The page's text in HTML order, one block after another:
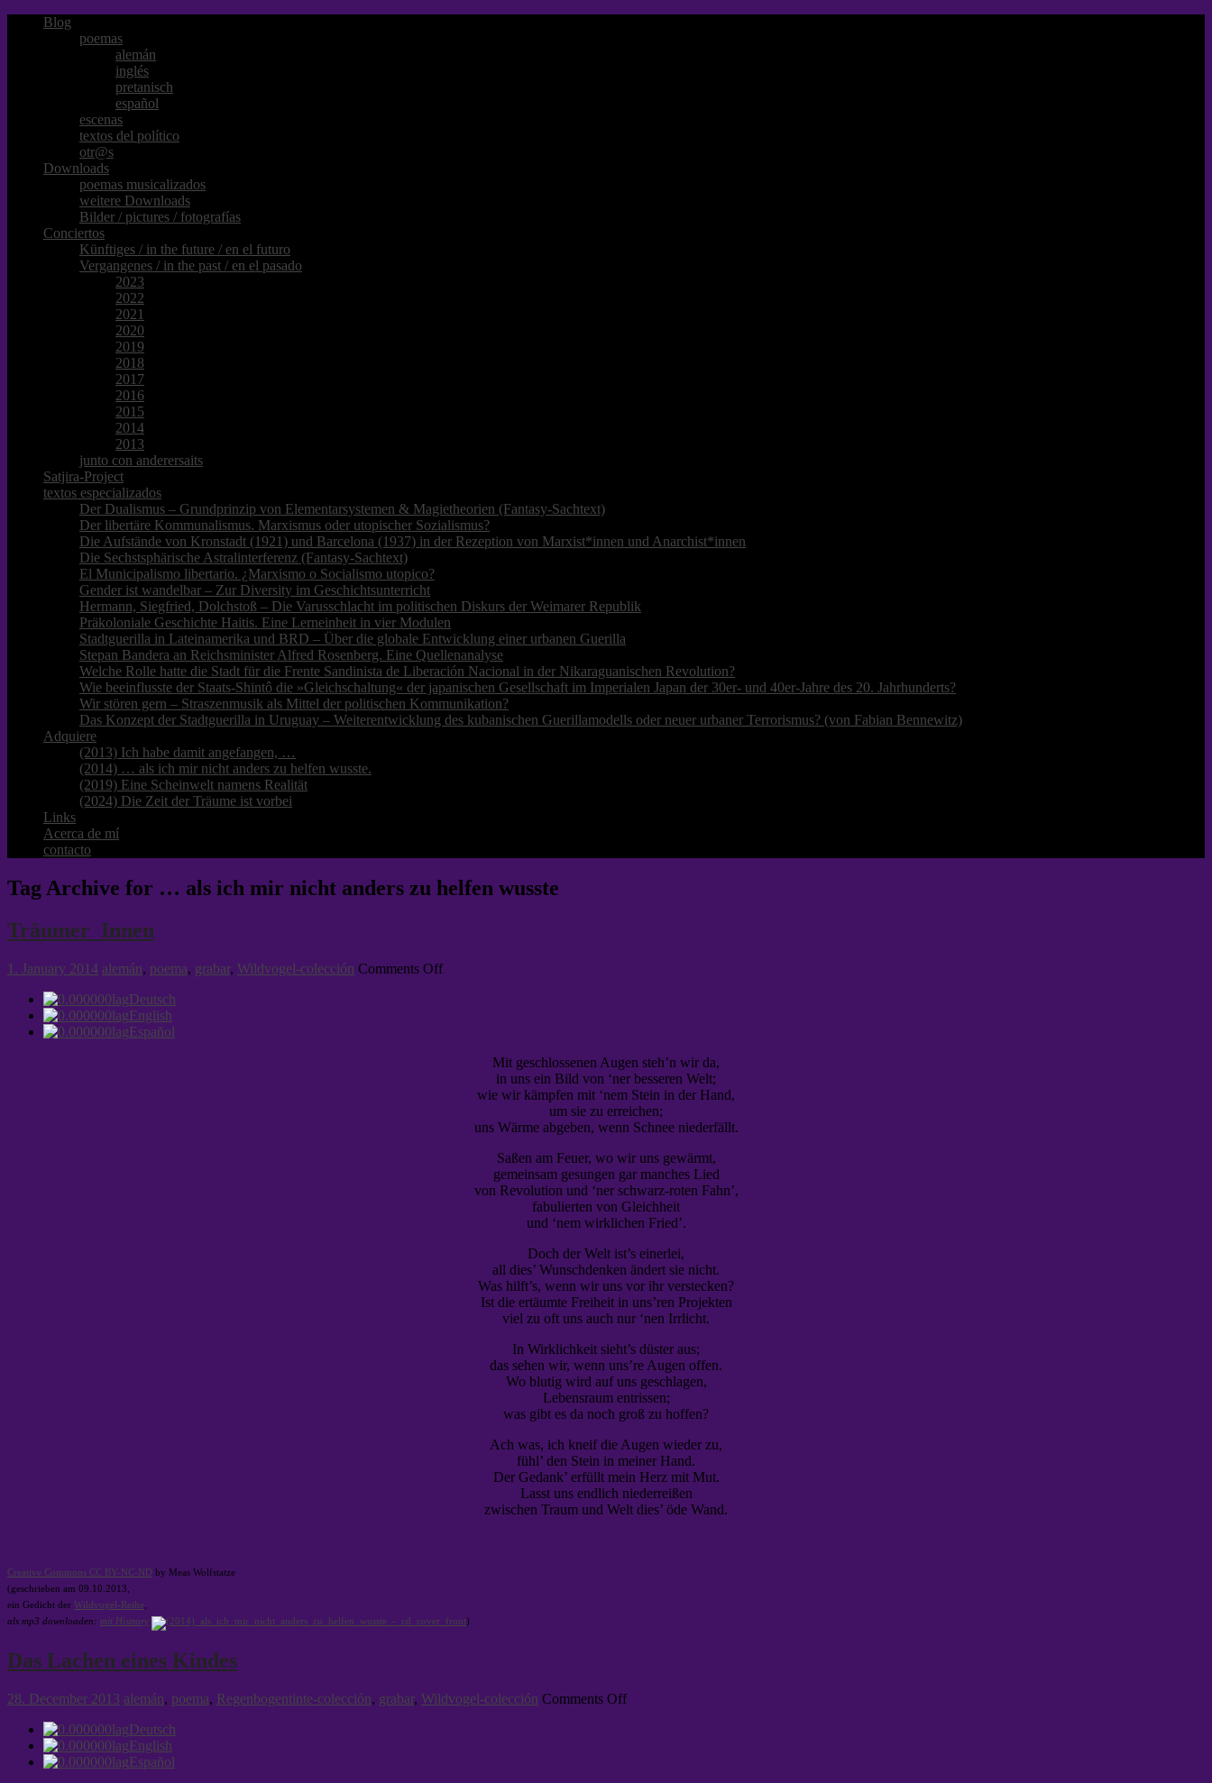
Blog
poemas
alemán
inglés
pretanisch
español
escenas
textos del político
otr@s
Downloads
poemas musicalizados
weitere Downloads
Bilder / pictures / fotografías
Conciertos
Künftiges / in the future / en el futuro
Vergangenes / in the past / en el pasado
2023
2022
2021
2020
2019
2018
2017
2016
2015
2014
2013
junto con anderersaits
Satjira-Project
textos especializados
Der Dualismus – Grundprinzip von Elementarsystemen & Magietheorien (Fantasy-Sachtext)
Der libertäre Kommunalismus. Marxismus oder utopischer Sozialismus?
Die Aufstände von Kronstadt (1921) und Barcelona (1937) in der Rezeption von Marxist*innen und Anarchist*innen
Die Sechstsphärische Astralinterferenz (Fantasy-Sachtext)
El Municipalismo libertario. ¿Marxismo o Socialismo utopico?
Gender ist wandelbar – Zur Diversity im Geschichtsunterricht
Hermann, Siegfried, Dolchstoß – Die Varusschlacht im politischen Diskurs der Weimarer Republik
Präkoloniale Geschichte Haitis. Eine Lerneinheit in vier Modulen
Stadtguerilla in Lateinamerika und BRD – Über die globale Entwicklung einer urbanen Guerilla
Stepan Bandera an Reichsminister Alfred Rosenberg. Eine Quellenanalyse
Welche Rolle hatte die Stadt für die Frente Sandinista de Liberación Nacional in der Nikaraguanischen Revolution?
Wie beeinflusste der Staats-Shintô die »Gleichschaltung« der japanischen Gesellschaft im Imperialen Japan der 30er- und 40er-Jahre des 20. Jahrhunderts?
Wir stören gern – Straszenmusik als Mittel der politischen Kommunikation?
Das Konzept der Stadtguerilla in Uruguay – Weiterentwicklung des kubanischen Guerillamodells oder neuer urbaner Terrorismus? (von Fabian Bennewitz)
Adquiere
(2013) Ich habe damit angefangen, …
(2014) … als ich mir nicht anders zu helfen wusste.
(2019) Eine Scheinwelt namens Realität
(2024) Die Zeit der Träume ist vorbei
Links
Acerca de mí
contacto
Tag Archive for … als ich mir nicht anders zu helfen wusste
Träumer_Innen
1. January 2014 alemán, poema, grabar, Wildvogel-colección Comments Offon
Deutsch
English
Español
Mit geschlossenen Augen steh’n wir da,
in uns ein Bild von ‘ner besseren Welt;
wie wir kämpfen mit ‘nem Stein in der Hand,
um sie zu erreichen;
uns Wärme abgeben, wenn Schnee niederfällt.
Saßen am Feuer, wo wir uns gewärmt,
gemeinsam gesungen gar manches Lied
von Revolution und ‘ner schwarz-roten Fahn’,
fabulierten von Gleichheit
und ‘nem wirklichen Fried’.
Doch der Welt ist’s einerlei,
all dies’ Wunschdenken ändert sie nicht.
Was hilft’s, wenn wir uns vor ihr verstecken?
Ist die ertäumte Freiheit in uns’ren Projekten
viel zu oft uns auch nur ‘nen Irrlicht.
In Wirklichkeit sieht’s düster aus;
das sehen wir, wenn uns’re Augen offen.
Wo blutig wird auf uns geschlagen,
Lebensraum entrissen;
was gibt es da noch groß zu hoffen?
Ach was, ich kneif die Augen wieder zu,
fühl’ den Stein in meiner Hand.
Der Gedank’ erfüllt mein Herz mit Mut.
Lasst uns endlich niederreißen
zwischen Traum und Welt dies’ öde Wand.
Creative Commons CC BY-NC-ND by Meas Wolfstatze
(geschrieben am 09.10.2013,
ein Gedicht der Wildvogel-Reihe
als mp3 downloaden: mit Hisztory )
Das Lachen eines Kindes
28. December 2013 alemán, poema, Regenbogentinte-colección, grabar, Wildvogel-colección Comments Offon
Deutsch
English
Español